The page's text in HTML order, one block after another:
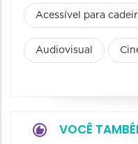
Acessível para
Audiovisual
VOCÊ